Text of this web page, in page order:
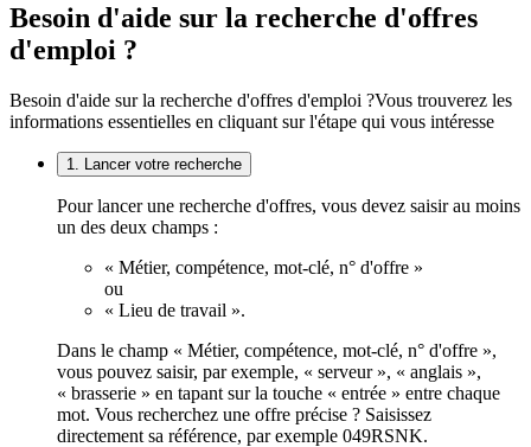
Besoin d'aide sur la recherche d'offres
d'emploi ?
Besoin d'aide sur la recherche d'offres d'emploi ?Vous trouverez les
informations essentielles en cliquant sur l'étape qui vous intéresse
1. Lancer votre recherche
Pour lancer une recherche d'offres, vous devez saisir au moins
un des deux champs :
« Métier, compétence, mot-clé, n° d'offre »
ou
« Lieu de travail ».
Dans le champ « Métier, compétence, mot-clé, n° d'offre »,
vous pouvez saisir, par exemple, « serveur », « anglais »,
« brasserie » en tapant sur la touche « entrée » entre chaque
mot. Vous recherchez une offre précise ? Saisissez
directement sa référence, par exemple 049RSNK.